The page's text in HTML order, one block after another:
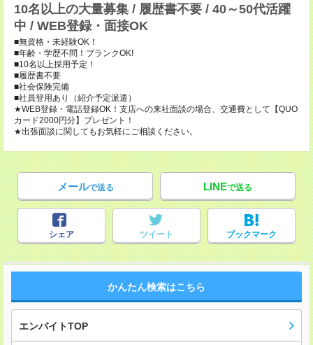
10名以上の大量募集 / 履歴書不要 / 40～50代活躍
中 / WEB登録・面接OK
■無資格・未経験OK！
■年齢・学歴不問！ブランクOK!
■10名以上採用予定！
■履歴書不要
■社会保険完備
■社員登用あり（紹介予定派遣）
★WEB登録・電話登録OK！支店への来社面談の場合、交通費として【QUO
カード2000円分】プレゼント！
★出張面談に関してもお気軽にご相談ください。
メールで送る LINEで送る
シェア ツイート ブックマーク
かんたん検索はこちら
エンバイトTOP